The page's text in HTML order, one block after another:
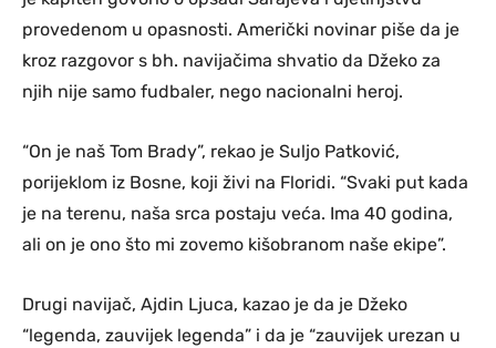
provedenom u opasnosti. Američki novinar piše da je
kroz razgovor s bh. navijačima shvatio da Džeko za
njih nije samo fudbaler, nego nacionalni heroj.
“On je naš Tom Brady”, rekao je Suljo Patković,
porijeklom iz Bosne, koji živi na Floridi. “Svaki put kada
je na terenu, naša srca postaju veća. Ima 40 godina,
ali on je ono što mi zovemo kišobranom naše ekipe”.
Drugi navijač, Ajdin Ljuca, kazao je da je Džeko
“legenda, zauvijek legenda” i da je “zauvijek urezan u